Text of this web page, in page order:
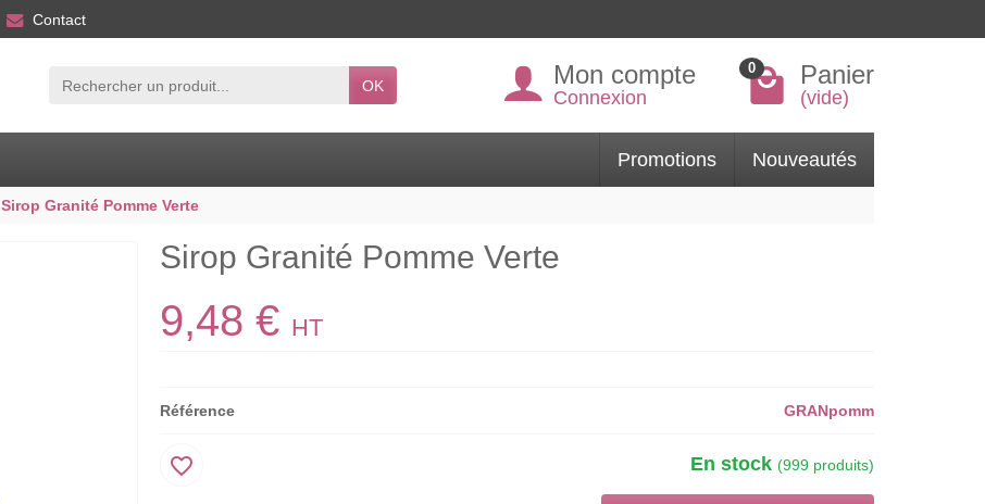
Contact
OK Mon compte
Connexion
0 Panier
(vide)
Promotions Nouveautés
Sirop Granité Pomme Verte
Sirop Granité Pomme Verte
9,48 € HT
Référence GRANpomm
En stock (999 produits)
favorite_border